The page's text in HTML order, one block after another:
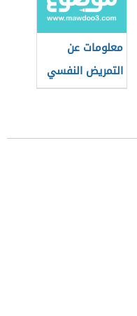
معلومات عن
التمريض النفسي
(تمريض الصحة